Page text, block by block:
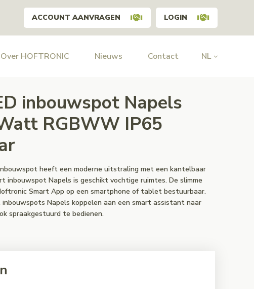
ACCOUNT AANVRAGEN LOGIN
Over HOFTRONIC Nieuws Contact NL
inbouwspot Napels
RGBWW IP65
heeft een moderne uitstraling met een kantelbaar
inbouwspot Napels is geschikt vochtige ruimtes. De slimme
Smart App op een smartphone of tablet bestuurbaar.
inbouwspots Napels koppelen aan een smart assistant naar
spraakgestuurd te bedienen.